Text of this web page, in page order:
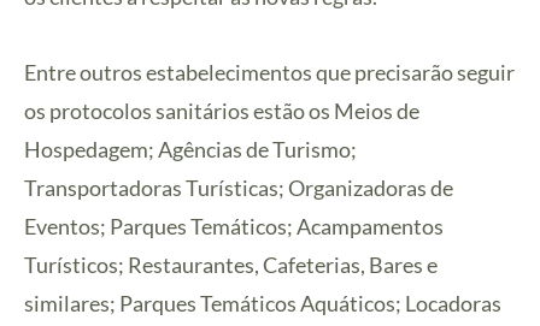
Entre outros estabelecimentos que precisarão seguir
os protocolos sanitários estão os Meios de
Hospedagem; Agências de Turismo;
Transportadoras Turísticas; Organizadoras de
Eventos; Parques Temáticos; Acampamentos
Turísticos; Restaurantes, Cafeterias, Bares e
similares; Parques Temáticos Aquáticos; Locadoras